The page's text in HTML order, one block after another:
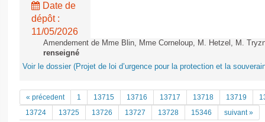
Date de
dépôt :
11/05/2026
Amendement de Mme Blin, Mme Corneloup, M. Hetzel, M.
renseigné
Voir le dossier (Projet de loi d’urgence pour la protection et la
« précedent 1 13715 13716 13717 13718 13719
13724
13725 13726 13727 13728 15346 suivant »